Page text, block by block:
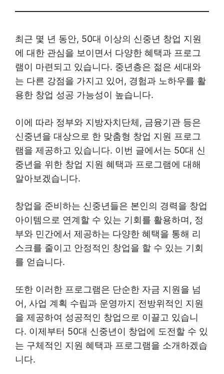
최근 몇 년 동안, 50대 이상의 신중년 창업 지원
에 대한 관심을 보이면서 다양한 혜택과 프로그
램이 마련되고 있습니다. 중년층은 젊은 세대와
는 다른 강점을 가지고 있어, 경험과 노하우를 활
용한 창업 성공 가능성이 높습니다.
이에 따라 정부와 지방자치단체, 금융기관 등은
신중년을 대상으로 한 맞춤형 창업 지원 프로그
램을 제공하고 있습니다. 이번 글에서는 50대 신
중년을 위한 창업 지원 혜택과 프로그램에 대해
알아보겠습니다.
창업을 준비하는 신중년들은 본인의 경력을 창업
아이템으로 연계할 수 있는 기회를 활용하며, 정
부와 민간에서 제공하는 다양한 혜택을 통해 리
스크를 줄이고 안정적인 창업을 할 수 있는 기회
를 얻습니다.
또한 이러한 프로그램은 단순한 자금 지원을 넘
어, 사업 계획 수립과 운영까지 전방위적인 지원
을 제공하여 성공적인 창업으로 이끌고 있습니
다. 이제부터 50대 신중년이 창업에 도전할 수 있
는 구체적인 지원 혜택과 프로그램을 소개하겠습
니다.